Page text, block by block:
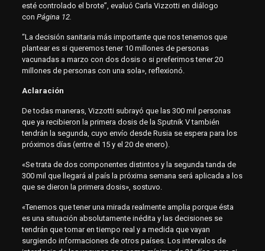
esté controlado el brote”, evaluó Carla Vizzotti en diálogo
con Página 12.
“La decisión sanitaria más importante que nos tenemos que
plantear es si queremos tener 10 millones de personas
vacunadas a marzo con dos dosis o si preferimos tener 20
millones de personas con una sola», reflexionó.
Aclaración
De todas maneras, Vizzotti subrayó que las 300 mil personas
que ya recibieron la primera dosis de la Sputnik V también
tendrán la segunda, cuyo envío desde Rusia se espera para los
próximos días (entre el 15 y el 20 de enero).
«Se trata de dos componentes distintos y la segunda tanda de
300 mil que llegará al país la próxima semana será aplicada a los
que se dieron la primera dosis», sostuvo.
«Tenemos que tener una mirada realmente amplia porque ésta
es una situación absolutamente inédita y las decisiones se
tendrán que tomar en tiempo real y a medida que vayan
surgiendo informaciones de otros países. Los intervalos de